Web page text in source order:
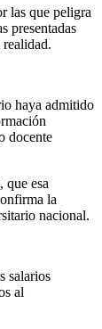
las que peligra
presentadas
realidad.
haya admitido
docente
que esa
la
nacional.
salarios
al